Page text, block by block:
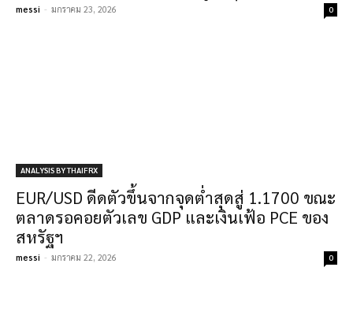
messi - มกราคม 23, 2026 0
ANALYSIS BY THAIFRX
EUR/USD ดีดตัวขึ้นจากจุดต่ำสุดสู่ 1.1700 ขณะ
ตลาดรอคอยตัวเลข GDP และเงินเฟ้อ PCE ของ
สหรัฐฯ
messi - มกราคม 22, 2026 0